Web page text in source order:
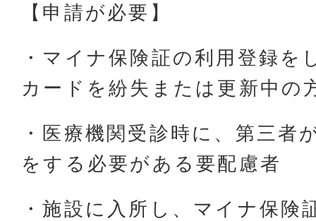
【申請が必要】
・マイナ保険証の利用登録を
カードを紛失または更新中の
・医療機関受診時に、第三者
をする必要がある要配慮者
・施設に入所し、マイナ保険